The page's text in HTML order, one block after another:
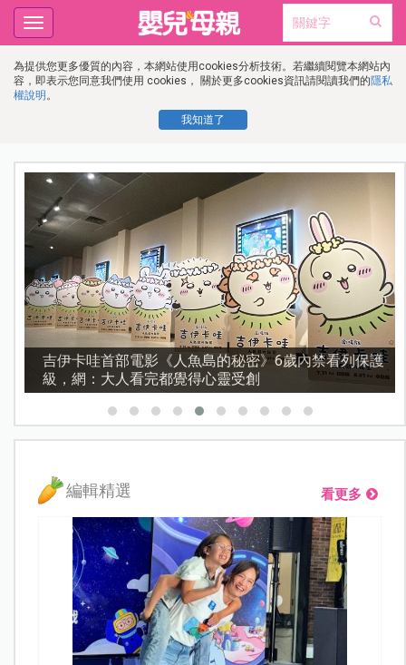
為提供您更多優質的內容，本網站使用cookies分析技術。若繼續閱覽本網站內
容，即表示您同意我們使用 cookies， 關於更多cookies資訊請閱讀我們的隱私
權說明 。
我知道了
Toggle
navigation
吉伊卡哇首部電影《人魚島的秘密》6歲內禁看列保護
級，網：大人看完都覺得心靈受創
編輯精選 看更多